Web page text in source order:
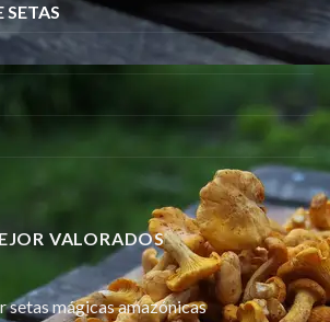
SETAS
VALORADOS
setas mágicas amazónicas